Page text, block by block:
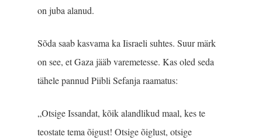
on juba alanud.
Sõda saab kasvama ka Iisraeli suhtes. Suur märk
on see, et Gaza jääb varemetesse. Kas oled seda
tähele pannud Piibli Sefanja raamatus:
„Otsige Issandat, kõik alandlikud maal, kes te
teostate tema õigust! Otsige õiglust, otsige